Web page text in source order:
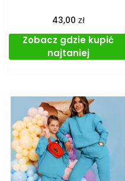
43,00 zł
Zobacz gdzie kupić
najtaniej